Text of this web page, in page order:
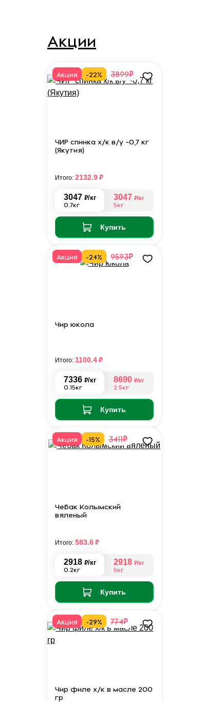
Акции
Акция -22% 3899₽
ЧИР спинка х/к в/у ~0,7 кг
(Якутия)
3047 ₽/кг
0.7кг
3047 ₽/кг
5кг
Купить
Итого: 2132.9₽
Акция -24% 9593₽
Чир юкола
7336 ₽/кг
0.15кг
8690 ₽/кг
2.5кг
Купить
Итого: 1100.4₽
Акция -15% 3411₽
Чебак Колымский
вяленый
2918 ₽/кг
0.2кг
2918 ₽/кг
5кг
Купить
Итого: 583.6₽
Акция -29% 774₽
Чир филе х/к в масле 200
гр